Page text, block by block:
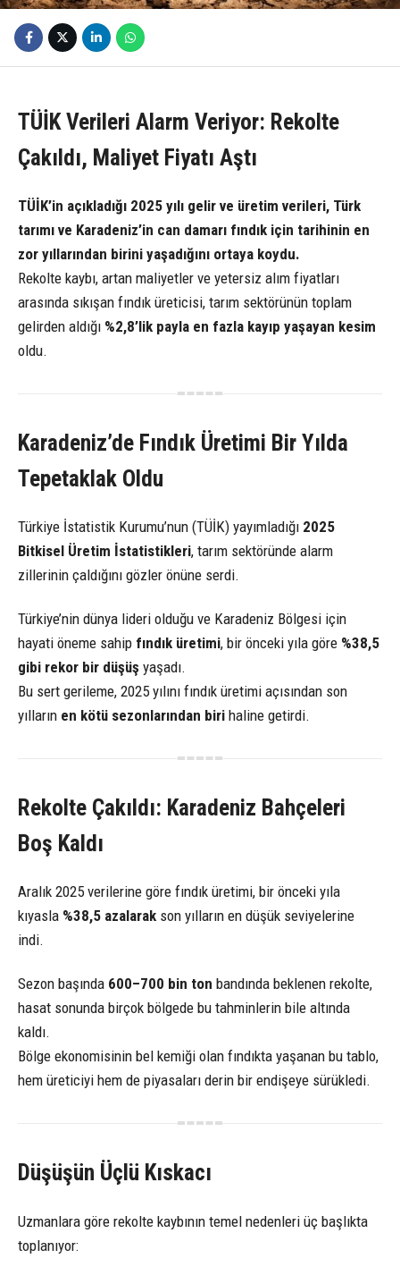
TÜİK Verileri Alarm Veriyor: Rekolte
Çakıldı, Maliyet Fiyatı Aştı
TÜİK’in açıkladığı 2025 yılı gelir ve üretim verileri, Türk
tarımı ve Karadeniz’in can damarı fındık için tarihinin en
zor yıllarından birini yaşadığını ortaya koydu.
Rekolte kaybı, artan maliyetler ve yetersiz alım fiyatları
arasında sıkışan fındık üreticisi, tarım sektörünün toplam
gelirden aldığı %2,8’lik payla en fazla kayıp yaşayan kesim
oldu.
Karadeniz’de Fındık Üretimi Bir Yılda
Tepetaklak Oldu
Türkiye İstatistik Kurumu’nun (TÜİK) yayımladığı 2025
Bitkisel Üretim İstatistikleri, tarım sektöründe alarm
zillerinin çaldığını gözler önüne serdi.
Türkiye’nin dünya lideri olduğu ve Karadeniz Bölgesi için
hayati öneme sahip fındık üretimi, bir önceki yıla göre %38,5
gibi rekor bir düşüş yaşadı.
Bu sert gerileme, 2025 yılını fındık üretimi açısından son
yılların en kötü sezonlarından biri haline getirdi.
Rekolte Çakıldı: Karadeniz Bahçeleri
Boş Kaldı
Aralık 2025 verilerine göre fındık üretimi, bir önceki yıla
kıyasla %38,5 azalarak son yılların en düşük seviyelerine
indi.
Sezon başında 600–700 bin ton bandında beklenen rekolte,
hasat sonunda birçok bölgede bu tahminlerin bile altında
kaldı.
Bölge ekonomisinin bel kemiği olan fındıkta yaşanan bu tablo,
hem üreticiyi hem de piyasaları derin bir endişeye sürükledi.
Düşüşün Üçlü Kıskacı
Uzmanlara göre rekolte kaybının temel nedenleri üç başlıkta
toplanıyor: